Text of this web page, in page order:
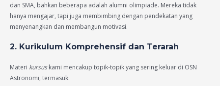
dan SMA, bahkan beberapa adalah alumni olimpiade. Mereka tidak
hanya mengajar, tapi juga membimbing dengan pendekatan yang
menyenangkan dan membangun motivasi.
2. Kurikulum Komprehensif dan Terarah
Materi kursuskami mencakup topik-topik yang sering keluar di OSN
Astronomi, termasuk: